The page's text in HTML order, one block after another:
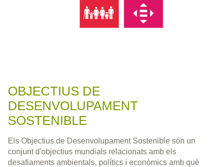
OBJECTIUS DE
DESENVOLUPAMENT
SOSTENIBLE
Els Objectius de Desenvolupament Sostenible són un
conjunt d'objectius mundials relacionats amb els
desafiaments ambientals, polítics i econòmics amb què